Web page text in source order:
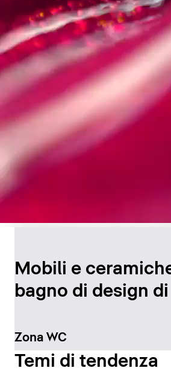
il
Scopri di più
Mobili e
bagno di design
Zona WC
Temi di tendenza